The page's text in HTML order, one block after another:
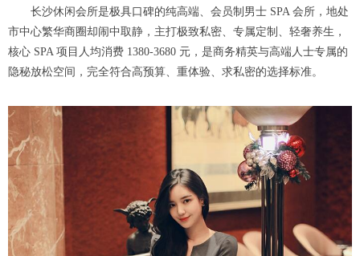
长沙休闲会所是极具口碑的纯高端、会员制男士 SPA 会所，地处
市中心繁华商圈却闹中取静，主打极致私密、专属定制、轻奢养生，
核心 SPA 项目人均消费 1380-3680 元，是商务精英与高端人士专属的
隐秘放松空间，完全符合高预算、重体验、求私密的选择标准。